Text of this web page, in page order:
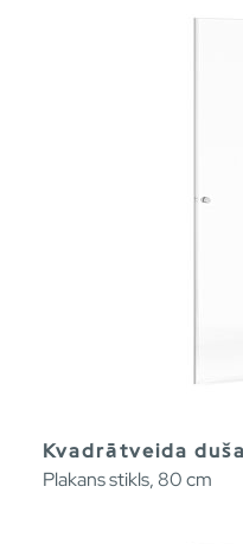
Kvadrātveida
Plakans stikls, 80 cm